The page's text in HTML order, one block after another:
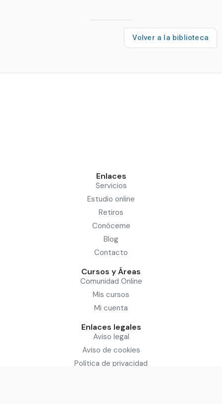
Volver a la biblioteca
Enlaces
Servicios
Estudio online
Retiros
Conóceme
Blog
Contacto
Cursos y Áreas
Comunidad Online
Mis cursos
Mi cuenta
Enlaces legales
Aviso legal
Aviso de cookies
Política de privacidad